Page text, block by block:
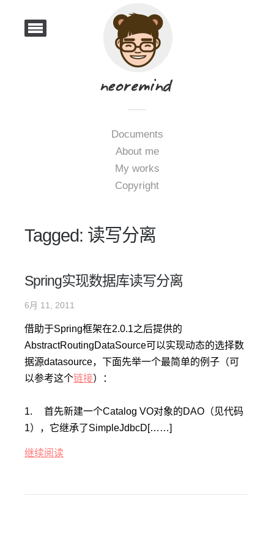
Documents
About me
My works
Copyright
Tagged: 读写分离
Spring实现数据库读写分离
6月 11, 2011
借助于Spring框架在2.0.1之后提供的
AbstractRoutingDataSource可以实现动态的选择数
据源datasource，下面先举一个最简单的例子（可
以参考这个链接）：
1.
首先新建一个Catalog VO对象的DAO（见代码
1），它继承了SimpleJdbcD[……]
继续阅读